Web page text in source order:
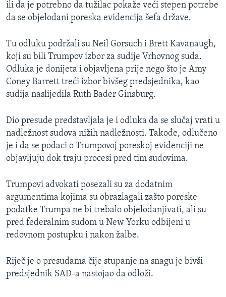
ili da je potrebno da tužilac pokaže veći stepen potrebe
da se objelodani poreska evidencija šefa države.
Tu odluku podržali su Neil Gorsuch i Brett Kavanaugh​,
koji su bili Trumpov izbor za sudije Vrhovnog suda.
Odluka je donijeta i objavljena prije nego što je Amy
Coney Barrett treći izbor bivšeg predsjednika, kao
sudija naslijedila Ruth Bader Ginsburg.
Dio presude predstavljala je i odluka da se slučaj vrati u
nadležnost sudova nižih nadležnosti. Takođe, odlučeno
je i da se podaci o Trumpovoj poreskoj evidenciji ne
objavljuju dok traju procesi pred tim sudovima.
Trumpovi advokati posezali su za dodatnim
argumentima kojima su obrazlagali zašto poreske
podatke Trumpa ne bi trebalo objelodanjivati, ali su
pred federalnim sudom u New Yorku odbijeni u
redovnom postupku i nakon žalbe.
Riječ je o presudama čije stupanje na snagu je bivši
predsjednik SAD-a nastojao da odloži.